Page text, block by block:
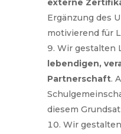
externe
Ergänzung des
motivierend für
Wir gestalten
lebendigen,
Partnerschaft.
diesem
Wir